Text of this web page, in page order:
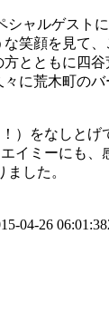
ャルゲスト
笑顔を見て
方とともに四
に荒木町のバ
）をなしとげ
イミーにも、
した。
04-26 06:01:38